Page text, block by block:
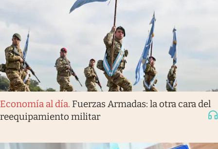
Economía al día. Fuerzas Armadas: la otra cara del
reequipamiento militar